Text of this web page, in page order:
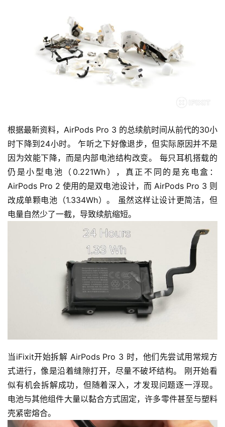
根据最新资料，AirPods Pro 3 的总续航时间从前代的30小
时下降到24小时。 乍听之下好像退步，但实际原因并不是
因为效能下降，而是内部电池结构改变。 每只耳机搭载的
仍是小型电池（0.221Wh），真正不同的是充电盒：
AirPods Pro 2 使用的是双电池设计，而 AirPods Pro 3 则
改成单颗电池（1.334Wh）。 虽然这样让设计更简洁，但
电量自然少了一截，导致续航缩短。
当iFixit开始拆解 AirPods Pro 3 时，他们先尝试用常规方
式进行，像是沿着缝隙打开，尽量不破坏结构。 刚开始看
似有机会拆解成功，但随着深入，才发现问题逐一浮现。
电池与其他组件大量以黏合方式固定，许多零件甚至与塑料
壳紧密熔合。